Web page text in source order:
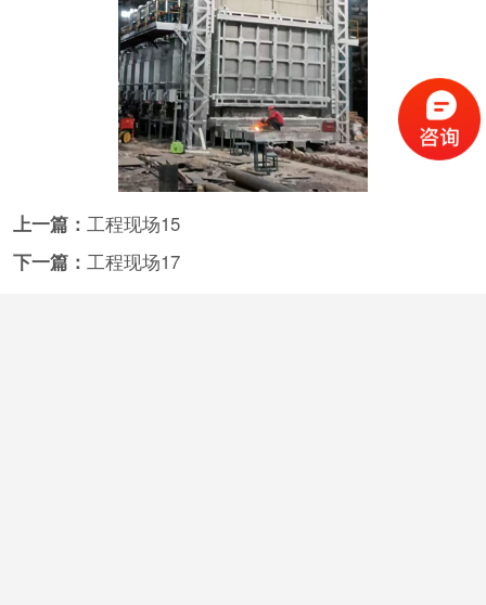
上一篇： 工程现场15
下一篇： 工程现场17